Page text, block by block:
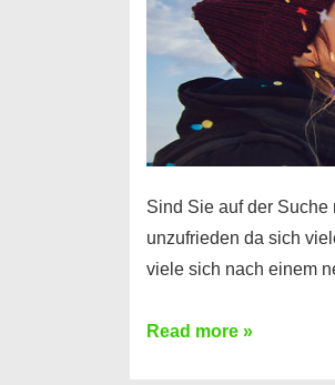
Einkommensnachweis
Sind Sie auf der
unzufrieden da sich
viele sich nach einem
Konto
Read more »